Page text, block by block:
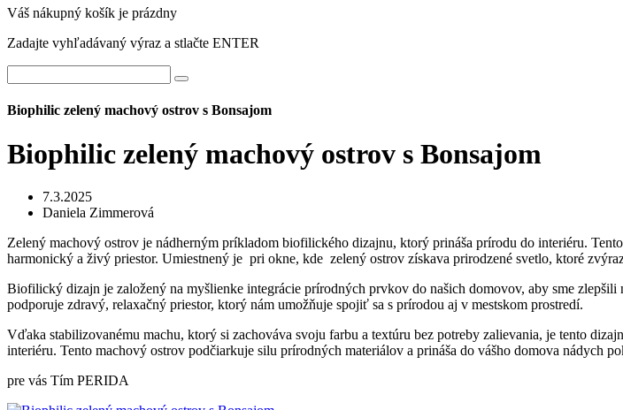
Váš nákupný košík je prázdny
Zadajte vyhľadávaný výraz a stlačte ENTER
Biophilic zelený machový ostrov s Bonsajom
Biophilic zelený machový ostrov s Bonsajom
7.3.2025
Daniela Zimmerová
Zelený machový ostrov je nádherným príkladom biofilického dizajnu, ktorý prináša prírodu do interiéru.
harmonický a živý priestor. Umiestnený je pri okne, kde zelený ostrov získava prirodzené svetlo, ktoré
Biofilický dizajn je založený na myšlienke integrácie prírodných prvkov do našich domovov, aby sme
podporuje zdravý, relaxačný priestor, ktorý nám umožňuje spojiť sa s prírodou aj v mestskom prostredí.
Vďaka stabilizovanému machu, ktorý si zachováva svoju farbu a textúru bez potreby zalievania, je tento
interiéru. Tento machový ostrov podčiarkuje silu prírodných materiálov a prináša do vášho domova nádych
pre vás Tím PERIDA